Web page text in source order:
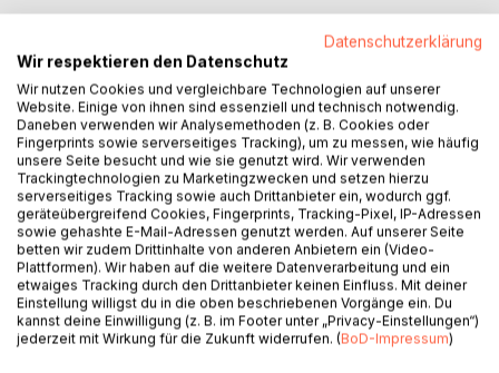
Titel bewerten
BESCHREIBUNG
Die Welt scheint vergessen zu haben, dass sie aus dem
Blut von Drachen geboren wurde.
Die Drachen jedoch haben niemals vergessen.
Datenschutzerklärung
Wir respektieren den Datenschutz
Wir nutzen Cookies und vergleichbare Technologien auf unserer
Website. Einige von ihnen sind essenziell und technisch notwendig.
Daneben verwenden wir Analysemethoden (z. B. Cookies oder
Fingerprints sowie serverseitiges Tracking), um zu messen, wie häufig
unsere Seite besucht und wie sie genutzt wird. Wir verwenden
Trackingtechnologien zu Marketingzwecken und setzen hierzu
serverseitiges Tracking sowie auch Drittanbieter ein, wodurch ggf.
geräteübergreifend Cookies, Fingerprints, Tracking-Pixel, IP-Adressen
sowie gehashte E-Mail-Adressen genutzt werden. Auf unserer Seite
betten wir zudem Drittinhalte von anderen Anbietern ein (Video-
Plattformen). Wir haben auf die weitere Datenverarbeitung und ein
etwaiges Tracking durch den Drittanbieter keinen Einfluss. Mit deiner
Einstellung willigst du in die oben beschriebenen Vorgänge ein. Du
kannst deine Einwilligung (z. B. im Footer unter „Privacy-Einstellungen“)
jederzeit mit Wirkung für die Zukunft widerrufen. (BoD-Impressum)